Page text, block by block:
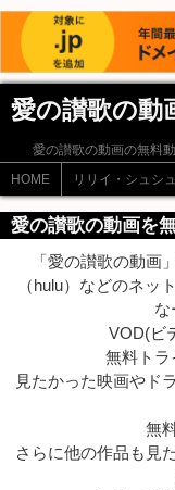
愛の讃歌の動
愛の讃歌の動画の無料
HOME
リリイ・シュシ
愛の讃歌の動画を
「愛の讃歌の動画
（hulu）などのネッ
な
VOD(ビ
無料トラ
見たかった映画やド
無
さらに他の作品も見